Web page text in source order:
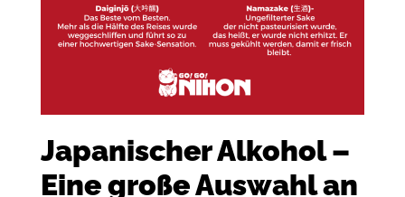
Japanischer Alkohol –
Eine große Auswahl an